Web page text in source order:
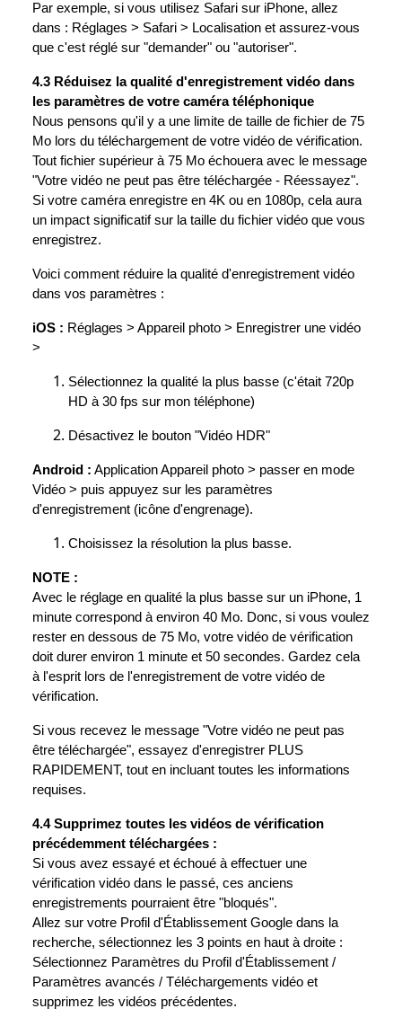
Par exemple, si vous utilisez Safari sur iPhone, allez
dans : Réglages > Safari > Localisation et assurez-vous
que c'est réglé sur "demander" ou "autoriser".
4.3 Réduisez la qualité d'enregistrement vidéo dans
les paramètres de votre caméra téléphonique
Nous pensons qu'il y a une limite de taille de fichier de 75
Mo lors du téléchargement de votre vidéo de vérification.
Tout fichier supérieur à 75 Mo échouera avec le message
"Votre vidéo ne peut pas être téléchargée - Réessayez".
Si votre caméra enregistre en 4K ou en 1080p, cela aura
un impact significatif sur la taille du fichier vidéo que vous
enregistrez.
Voici comment réduire la qualité d'enregistrement vidéo
dans vos paramètres :
iOS : Réglages > Appareil photo > Enregistrer une vidéo
>
Sélectionnez la qualité la plus basse (c'était 720p
HD à 30 fps sur mon téléphone)
Désactivez le bouton "Vidéo HDR"
Android : Application Appareil photo > passer en mode
Vidéo > puis appuyez sur les paramètres
d'enregistrement (icône d'engrenage).
Choisissez la résolution la plus basse.
NOTE :
Avec le réglage en qualité la plus basse sur un iPhone, 1
minute correspond à environ 40 Mo. Donc, si vous voulez
rester en dessous de 75 Mo, votre vidéo de vérification
doit durer environ 1 minute et 50 secondes. Gardez cela
à l'esprit lors de l'enregistrement de votre vidéo de
vérification.
Si vous recevez le message "Votre vidéo ne peut pas
être téléchargée", essayez d'enregistrer PLUS
RAPIDEMENT, tout en incluant toutes les informations
requises.
4.4 Supprimez toutes les vidéos de vérification
précédemment téléchargées :
Si vous avez essayé et échoué à effectuer une
vérification vidéo dans le passé, ces anciens
enregistrements pourraient être "bloqués".
Allez sur votre Profil d'Établissement Google dans la
recherche, sélectionnez les 3 points en haut à droite :
Sélectionnez Paramètres du Profil d'Établissement /
Paramètres avancés / Téléchargements vidéo et
supprimez les vidéos précédentes.